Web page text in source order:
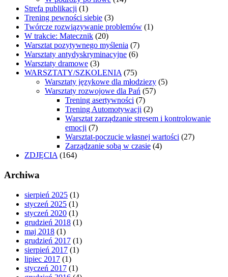
Strefa publikacji (1)
Trening pewności siebie (3)
Twórcze rozwiązywanie problemów (1)
W trakcie: Matecznik (20)
Warsztat pozytywnego myślenia (7)
Warsztaty antydyskryminacyjne (6)
Warsztaty dramowe (3)
WARSZTATY/SZKOLENIA (75)
Warsztaty językowe dla młodziezy (5)
Warsztaty rozwojowe dla Pań (57)
Trening asertywności (7)
Trening Automotywacji (2)
Warsztat zarządzanie stresem i kontrolowanie
emocji (7)
Warsztat-poczucie własnej wartości (27)
Zarządzanie sobą w czasie (4)
ZDJĘCIA (164)
Archiwa
sierpień 2025 (1)
styczeń 2025 (1)
styczeń 2020 (1)
grudzień 2018 (1)
maj 2018 (1)
grudzień 2017 (1)
sierpień 2017 (1)
lipiec 2017 (1)
styczeń 2017 (1)